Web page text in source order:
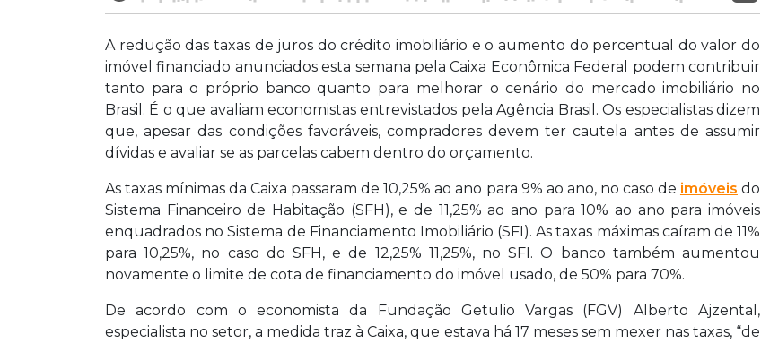
A redução das taxas de juros do crédito imobiliário e o aumento do percentual do valor do
imóvel financiado anunciados esta semana pela Caixa Econômica Federal podem contribuir
tanto para o próprio banco quanto para melhorar o cenário do mercado imobiliário no
Brasil. É o que avaliam economistas entrevistados pela Agência Brasil. Os especialistas dizem
que, apesar das condições favoráveis, compradores devem ter cautela antes de assumir
dívidas e avaliar se as parcelas cabem dentro do orçamento.
As taxas mínimas da Caixa passaram de 10,25% ao ano para 9% ao ano, no caso de imóveis do
Sistema Financeiro de Habitação (SFH), e de 11,25% ao ano para 10% ao ano para imóveis
enquadrados no Sistema de Financiamento Imobiliário (SFI). As taxas máximas caíram de 11%
para 10,25%, no caso do SFH, e de 12,25% 11,25%, no SFI. O banco também aumentou
novamente o limite de cota de financiamento do imóvel usado, de 50% para 70%.
De acordo com o economista da Fundação Getulio Vargas (FGV) Alberto Ajzental,
especialista no setor, a medida traz à Caixa, que estava há 17 meses sem mexer nas taxas, “de